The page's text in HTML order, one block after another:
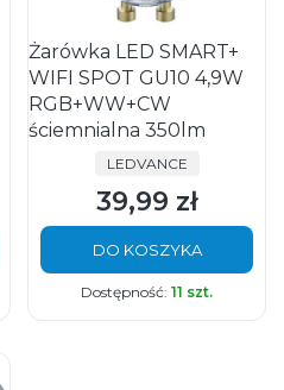
Żarówka LED SMART+
WIFI SPOT GU10 4,9W
RGB+WW+CW
ściemnialna 350lm
PRODUCENT
LEDVANCE
Cena
39,99 zł
DO KOSZYKA
Dostępność: 11 szt.